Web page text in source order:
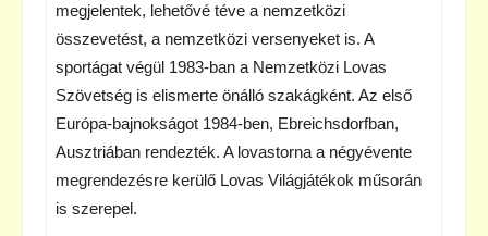
megjelentek, lehetővé téve a nemzetközi
összevetést, a nemzetközi versenyeket is. A
sportágat végül 1983-ban a Nemzetközi Lovas
Szövetség is elismerte önálló szakágként. Az első
Európa-bajnokságot 1984-ben, Ebreichsdorfban,
Ausztriában rendezték. A lovastorna a négyévente
megrendezésre kerülő Lovas Világjátékok műsorán
is szerepel.